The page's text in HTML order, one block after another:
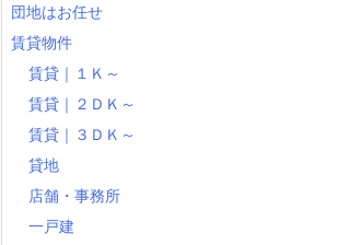
団地はお任せ
賃貸物件
賃貸｜１Ｋ～
賃貸｜２ＤＫ～
賃貸｜３ＤＫ～
貸地
店舗・事務所
一戸建